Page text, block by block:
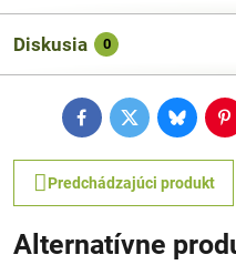
Diskusia 0
FacebookTwitterBluesky
Predchádzajúci produkt
Alternatívne